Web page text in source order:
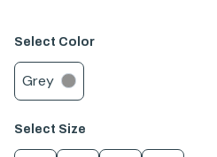
Select Color
Grey
Select Size